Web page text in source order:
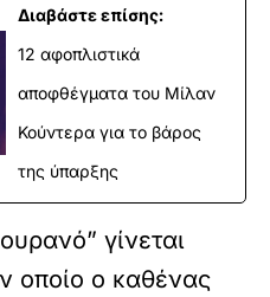
Διαβάστε επίσης:
12 αφοπλιστικά
αποφθέγματα του Μίλαν
Κούντερα για το βάρος
της ύπαρξης
γίνεται
οποίο ο καθένας